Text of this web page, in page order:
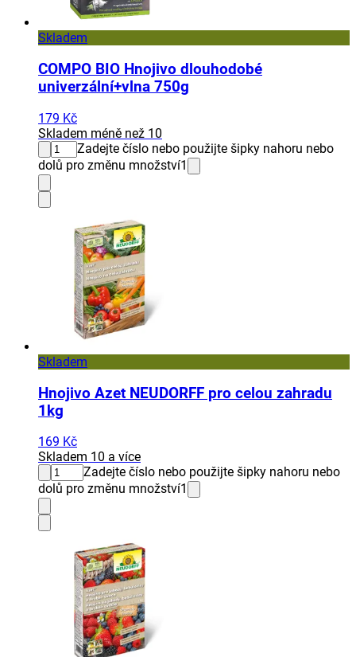
Skladem
COMPO BIO Hnojivo dlouhodobé
univerzální+vlna 750g
179 Kč
Skladem méně než 10
Zadejte číslo nebo použijte šipky nahoru nebo
dolů pro změnu množství1
Skladem
Hnojivo Azet NEUDORFF pro celou zahradu
1kg
169 Kč
Skladem 10 a více
Zadejte číslo nebo použijte šipky nahoru nebo
dolů pro změnu množství1